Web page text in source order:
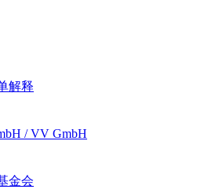
解释
/ VV GmbH
金会